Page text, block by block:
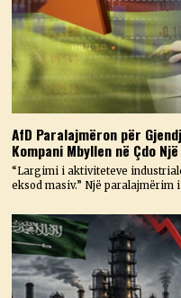
AfD Paralajmëron për
Kompani Mbyllen në Çdo
“Largimi i aktiviteteve
eksod masiv.” Një paralajmërim